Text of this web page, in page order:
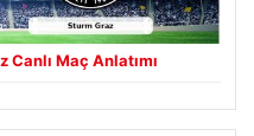
Canlı Maç Anlatımı